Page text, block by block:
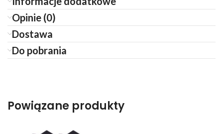
Opinie (0)
Dostawa
Do pobrania
Powiązane produkty